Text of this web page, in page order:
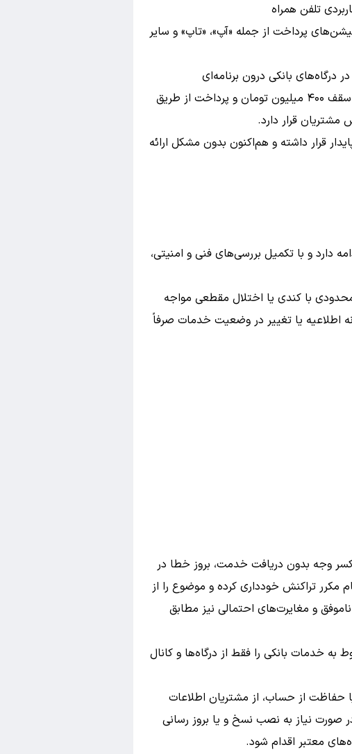
تلفن همراه
پرداخت از جمله «آپ»، «تاپ» و سایر
همچنین خرید اینترنتی، خرید از دستگاه‌های کارت‌خوان (POS) تا سقف ۴۰۰ میلیون تومان و پرداخت از طریق
قرار دارد.
قرار داشته و هم‌اکنون بدون مشکل ارائه
دارد و با تکمیل بررسی‌های فنی و امنیتی،
با کندی یا اختلال مقطعی مواجه
اطلاعیه یا تغییر در وضعیت خدمات صرفاً
وجه بدون دریافت خدمت، بروز خطا در
مکرر تراکنش خودداری کرده و موضوع را از
و مغایرت‌های احتمالی نیز مطابق
به خدمات بانکی را فقط از درگاه‌ها و کانال‌
حفاظت از حساب، از مشتریان اطلاعات
صورت نیاز به نصب نسخ و یا بروز رسانی